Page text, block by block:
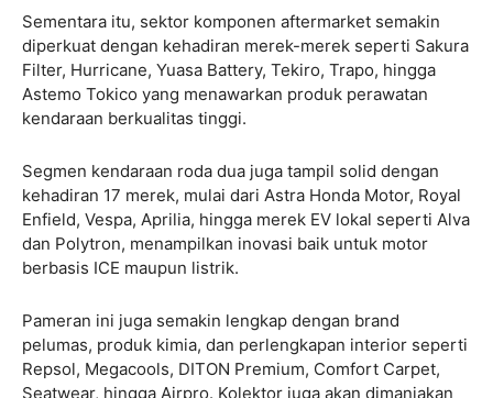
Sementara itu, sektor komponen aftermarket semakin
diperkuat dengan kehadiran merek-merek seperti Sakura
Filter, Hurricane, Yuasa Battery, Tekiro, Trapo, hingga
Astemo Tokico yang menawarkan produk perawatan
kendaraan berkualitas tinggi.
Segmen kendaraan roda dua juga tampil solid dengan
kehadiran 17 merek, mulai dari Astra Honda Motor, Royal
Enfield, Vespa, Aprilia, hingga merek EV lokal seperti Alva
dan Polytron, menampilkan inovasi baik untuk motor
berbasis ICE maupun listrik.
Pameran ini juga semakin lengkap dengan brand
pelumas, produk kimia, dan perlengkapan interior seperti
Repsol, Megacools, DITON Premium, Comfort Carpet,
Seatwear, hingga Airpro. Kolektor juga akan dimanjakan